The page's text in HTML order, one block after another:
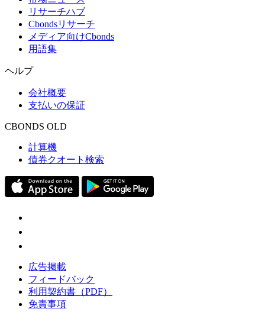
リサーチハブ
Cbondsリサーチ
メディア向けCbonds
用語集
ヘルプ
会社概要
支払いの保証
CBONDS OLD
計算機
債券クオート検索
広告掲載
フィードバック
利用契約書（PDF）
免責事項